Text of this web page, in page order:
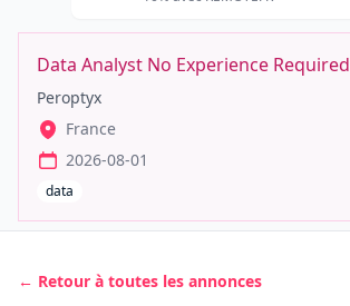
Data Analyst No Experience Required
Peroptyx
France
2026-08-01
data
← Retour à toutes les annonces